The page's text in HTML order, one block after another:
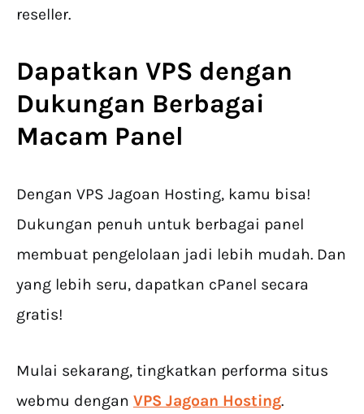
reseller.
Dapatkan VPS dengan
Dukungan Berbagai
Macam Panel
Dengan VPS Jagoan Hosting, kamu bisa!
Dukungan penuh untuk berbagai panel
membuat pengelolaan jadi lebih mudah. Dan
yang lebih seru, dapatkan cPanel secara
gratis!
Mulai sekarang, tingkatkan performa situs
webmu dengan VPS Jagoan Hosting.